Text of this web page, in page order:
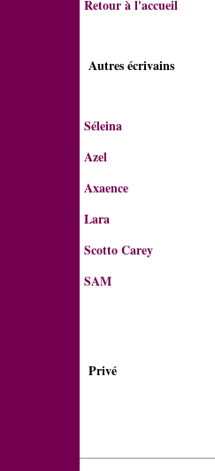
Retour à l'accueil
Autres écrivains
Séleina
Azel
Axaence
Lara
Scotto Carey
SAM
Privé